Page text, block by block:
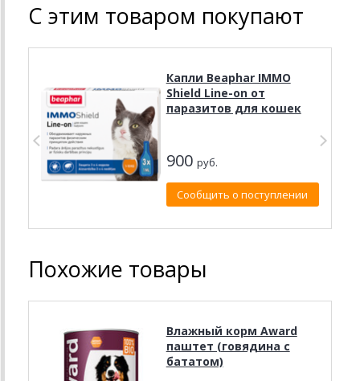
С этим товаром покупают
Капли Beaphar IMMO
Shield Line-on от
паразитов для кошек
900 руб.
Сообщить о поступлении
Похожие товары
Влажный корм Award
паштет (говядина с
бататом)